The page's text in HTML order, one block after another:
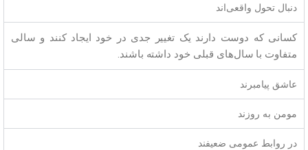
دنبال تحول واقعی‌اند
کسانی که دوست دارند یک تغییر جدی در خود ایجاد کنند و سالی
متفاوت با سال‌های قبلی خود داشته باشند.‌
عاشق پیامبرند
مومن به روزند
در روابط عمومی ضعیفند